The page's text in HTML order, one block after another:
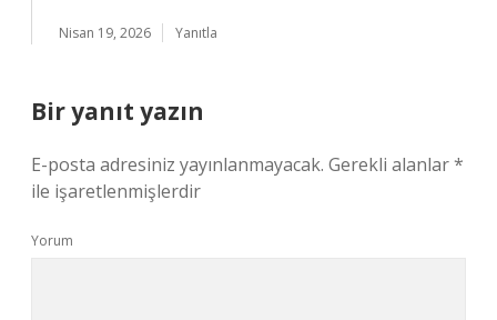
Nisan 19, 2026 Yanıtla
Bir yanıt yazın
E-posta adresiniz yayınlanmayacak. Gerekli alanlar*
ile işaretlenmişlerdir
Yorum